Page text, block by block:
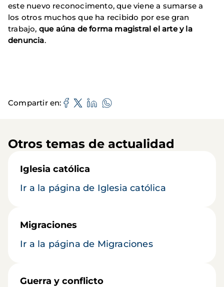
este nuevo reconocimento, que viene a sumarse a
los otros muchos que ha recibido por ese gran
trabajo, que aúna de forma magistral el arte y la
denuncia.
Compartir en
Otros temas de actualidad
Iglesia católica
Ir a la página de Iglesia católica
Migraciones
Ir a la página de Migraciones
Guerra y conflicto